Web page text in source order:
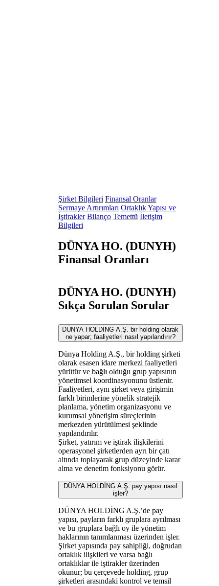
Şirket Bilgileri Finansal Oranlar
Sermaye Artırımları Ortaklık Yapısı ve
İştirakler Bilanço Temettü İletişim
Bilgileri
DÜNYA HO. (DUNYH)
Finansal Oranları
DÜNYA HO. (DUNYH)
Sıkça Sorulan Sorular
DÜNYA HOLDİNG A.Ş. bir holding olarak
ne yapar; faaliyetleri nasıl yapılandırır?
Dünya Holding A.Ş., bir holding şirketi
olarak esasen idare merkezi faaliyetleri
yürütür ve bağlı olduğu grup yapısının
yönetimsel koordinasyonunu üstlenir.
Faaliyetleri, aynı şirket veya girişimin
farklı birimlerine yönelik stratejik
planlama, yönetim organizasyonu ve
kurumsal yönetişim süreçlerinin
merkezden yürütülmesi şeklinde
yapılandırılır.
Şirket, yatırım ve iştirak ilişkilerini
operasyonel şirketlerden ayrı bir çatı
altında toplayarak grup düzeyinde karar
alma ve denetim fonksiyonu görür.
DÜNYA HOLDİNG A.Ş. pay yapısı nasıl
işler?
DÜNYA HOLDİNG A.Ş.’de pay
yapısı, payların farklı gruplara ayrılması
ve bu gruplara bağlı oy ile yönetim
haklarının tanımlanması üzerinden işler.
Şirket yapısında pay sahipliği, doğrudan
ortaklık ilişkileri ve varsa bağlı
ortaklıklar ile iştirakler üzerinden
okunur; bu çerçevede holding, grup
şirketleri arasındaki kontrol ve temsil